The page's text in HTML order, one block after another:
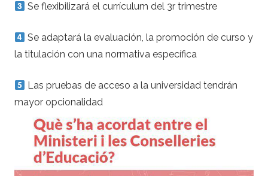
Se flexibilizará el currículum del 3r trimestre
Se adaptará la evaluación, la promoción de curso y
la titulación con una normativa específica
Las pruebas de acceso a la universidad tendrán
mayor opcionalidad